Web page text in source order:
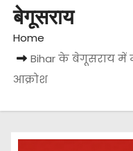
बेगूसराय
Home
Bihar के बेगूसराय में
आक्रोश